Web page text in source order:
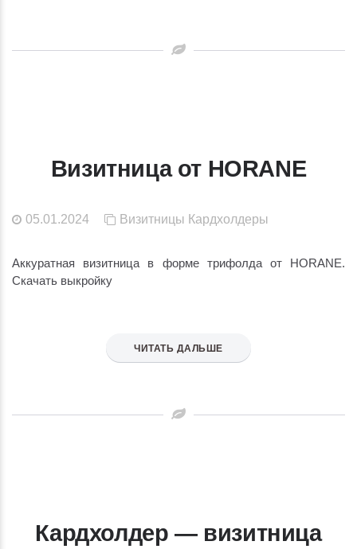
Визитница от HORANE
05.01.2024 Визитницы Кардхолдеры
Аккуратная визитница в форме трифолда от HORANE.
Скачать выкройку
ЧИТАТЬ ДАЛЬШЕ
Кардхолдер — визитница